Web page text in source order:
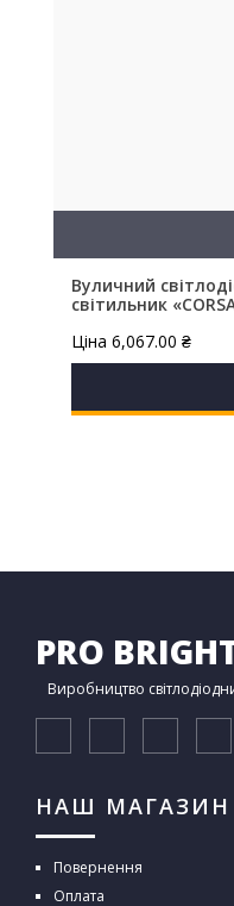
Вуличний
світильник
Ціна 6,067.00 ₴
PRO
Виробництво
НАШ МАГАЗИН
Повернення
Оплата